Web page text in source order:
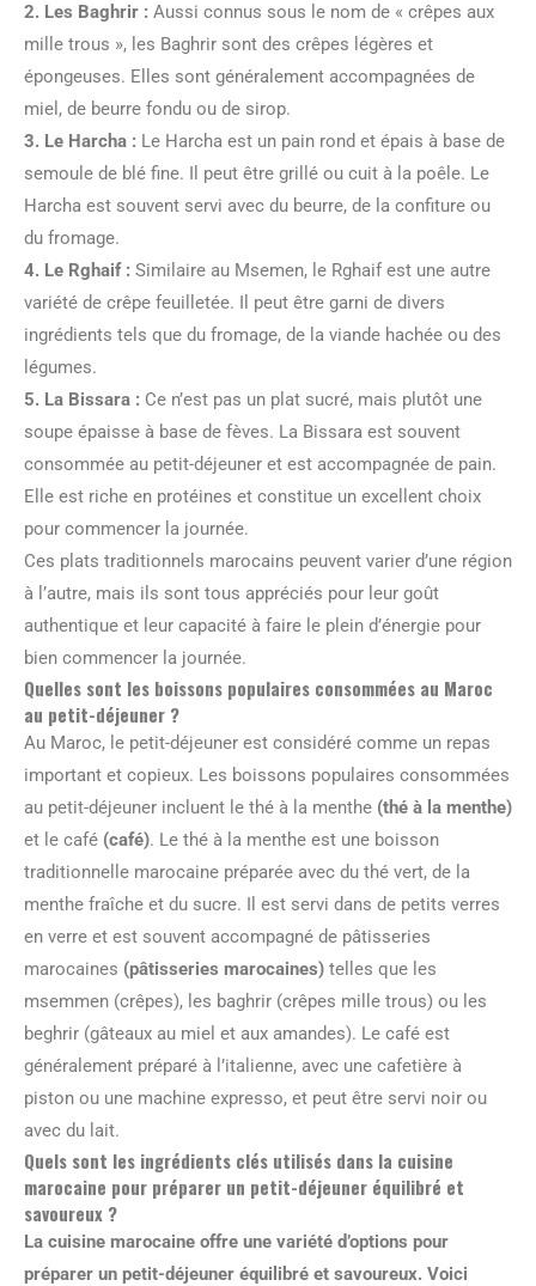
2. Les Baghrir : Aussi connus sous le nom de « crêpes aux
mille trous », les Baghrir sont des crêpes légères et
épongeuses. Elles sont généralement accompagnées de
miel, de beurre fondu ou de sirop.
3. Le Harcha : Le Harcha est un pain rond et épais à base de
semoule de blé fine. Il peut être grillé ou cuit à la poêle. Le
Harcha est souvent servi avec du beurre, de la confiture ou
du fromage.
4. Le Rghaif : Similaire au Msemen, le Rghaif est une autre
variété de crêpe feuilletée. Il peut être garni de divers
ingrédients tels que du fromage, de la viande hachée ou des
légumes.
5. La Bissara : Ce n’est pas un plat sucré, mais plutôt une
soupe épaisse à base de fèves. La Bissara est souvent
consommée au petit-déjeuner et est accompagnée de pain.
Elle est riche en protéines et constitue un excellent choix
pour commencer la journée.
Ces plats traditionnels marocains peuvent varier d’une région
à l’autre, mais ils sont tous appréciés pour leur goût
authentique et leur capacité à faire le plein d’énergie pour
bien commencer la journée.
Quelles sont les boissons populaires consommées au Maroc
au petit-déjeuner ?
Au Maroc, le petit-déjeuner est considéré comme un repas
important et copieux. Les boissons populaires consommées
au petit-déjeuner incluent le thé à la menthe (thé à la menthe)
et le café (café). Le thé à la menthe est une boisson
traditionnelle marocaine préparée avec du thé vert, de la
menthe fraîche et du sucre. Il est servi dans de petits verres
en verre et est souvent accompagné de pâtisseries
marocaines (pâtisseries marocaines) telles que les
msemmen (crêpes), les baghrir (crêpes mille trous) ou les
beghrir (gâteaux au miel et aux amandes). Le café est
généralement préparé à l’italienne, avec une cafetière à
piston ou une machine expresso, et peut être servi noir ou
avec du lait.
Quels sont les ingrédients clés utilisés dans la cuisine
marocaine pour préparer un petit-déjeuner équilibré et
savoureux ?
La cuisine marocaine offre une variété d’options pour
préparer un petit-déjeuner équilibré et savoureux. Voici